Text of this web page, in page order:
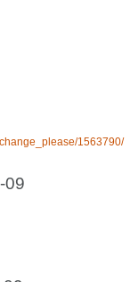
1563790/